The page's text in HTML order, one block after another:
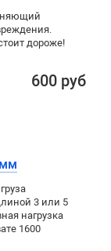
дороже!
600 руб
3 или 5
нагрузка
1600